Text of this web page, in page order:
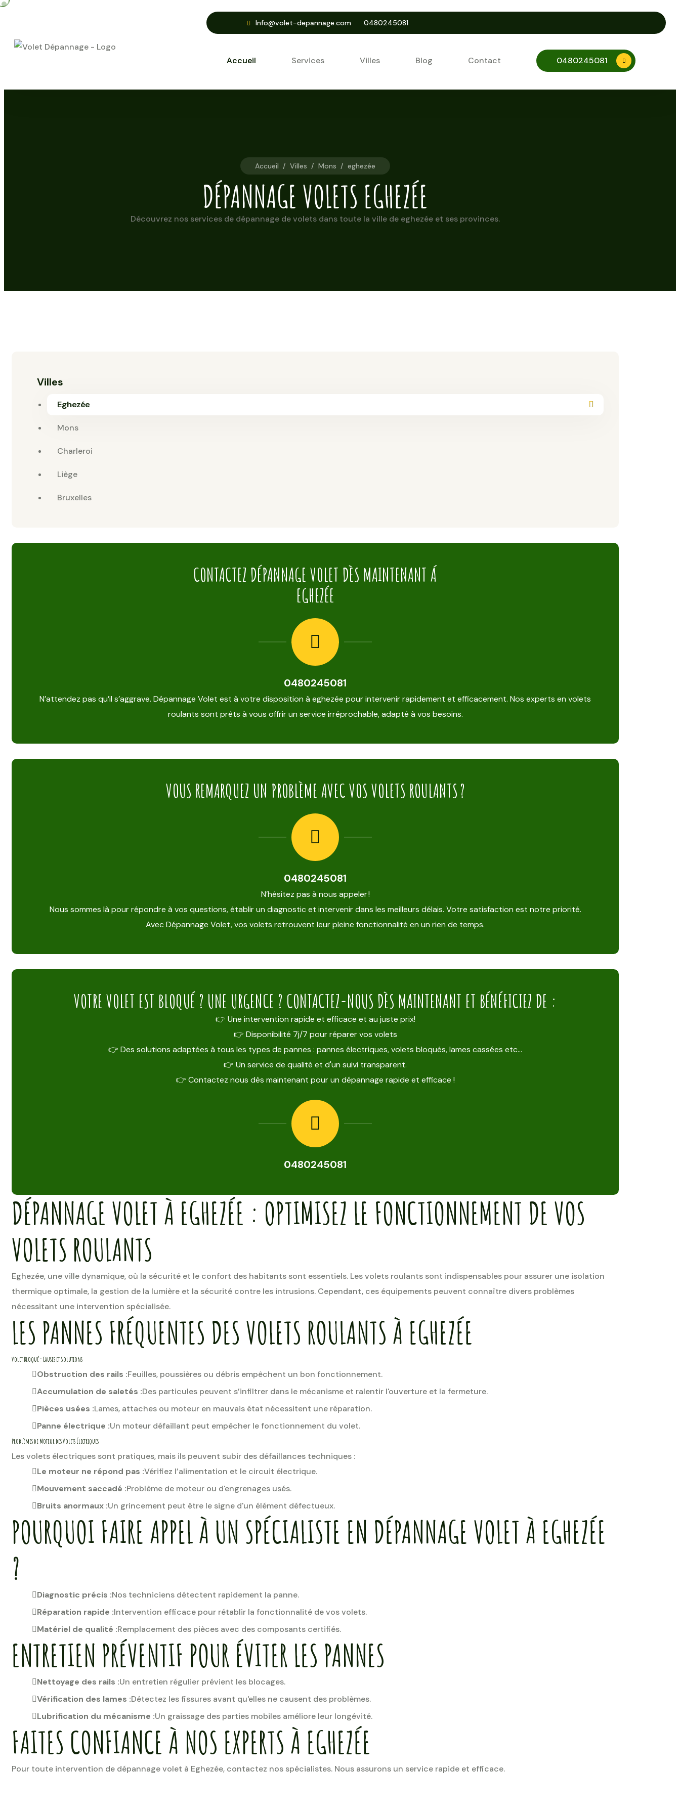
Info@volet-depannage.com 0480245081
Accueil Services Villes Blog Contact 0480245081
Accueil / Villes / Mons / eghezée
DÉPANNAGE VOLETS EGHEZÉE
Découvrez nos services de dépannage de volets dans toute la ville de eghezée et ses provinces.
Villes
Eghezée
Mons
Charleroi
Liège
Bruxelles
CONTACTEZ DÉPANNAGE VOLET DÈS MAINTENANT Á
EGHEZÉE
0480245081
N’attendez pas qu’il s’aggrave. Dépannage Volet est à votre disposition à eghezée pour intervenir rapidement et efficacement. Nos experts en volets
roulants sont prêts à vous offrir un service irréprochable, adapté à vos besoins.
VOUS REMARQUEZ UN PROBLÈME AVEC VOS VOLETS ROULANTS ?
0480245081
N’hésitez pas à nous appeler !
Nous sommes là pour répondre à vos questions, établir un diagnostic et intervenir dans les meilleurs délais. Votre satisfaction est notre priorité.
Avec Dépannage Volet, vos volets retrouvent leur pleine fonctionnalité en un rien de temps.
VOTRE VOLET EST BLOQUÉ ? UNE URGENCE ? CONTACTEZ-NOUS DÈS MAINTENANT ET BÉNÉFICIEZ DE :
👉 Une intervention rapide et efficace et au juste prix!
👉 Disponibilité 7j/7 pour réparer vos volets
👉 Des solutions adaptées à tous les types de pannes : pannes électriques, volets bloqués, lames cassées etc…
👉 Un service de qualité et d'un suivi transparent.
👉 Contactez nous dès maintenant pour un dépannage rapide et efficace !
0480245081
DÉPANNAGE VOLET À EGHEZÉE : OPTIMISEZ LE FONCTIONNEMENT DE VOS
VOLETS ROULANTS
Eghezée, une ville dynamique, où la sécurité et le confort des habitants sont essentiels. Les volets roulants sont indispensables pour assurer une isolation
thermique optimale, la gestion de la lumière et la sécurité contre les intrusions. Cependant, ces équipements peuvent connaître divers problèmes
nécessitant une intervention spécialisée.
LES PANNES FRÉQUENTES DES VOLETS ROULANTS À EGHEZÉE
Volet Bloqué : Causes et Solutions
Obstruction des rails :Feuilles, poussières ou débris empêchent un bon fonctionnement.
Accumulation de saletés :Des particules peuvent s’infiltrer dans le mécanisme et ralentir l'ouverture et la fermeture.
Pièces usées :Lames, attaches ou moteur en mauvais état nécessitent une réparation.
Panne électrique :Un moteur défaillant peut empêcher le fonctionnement du volet.
Problèmes de Moteur des Volets Électriques
Les volets électriques sont pratiques, mais ils peuvent subir des défaillances techniques :
Le moteur ne répond pas :Vérifiez l’alimentation et le circuit électrique.
Mouvement saccadé :Problème de moteur ou d'engrenages usés.
Bruits anormaux :Un grincement peut être le signe d'un élément défectueux.
POURQUOI FAIRE APPEL À UN SPÉCIALISTE EN DÉPANNAGE VOLET À EGHEZÉE
?
Diagnostic précis :Nos techniciens détectent rapidement la panne.
Réparation rapide :Intervention efficace pour rétablir la fonctionnalité de vos volets.
Matériel de qualité :Remplacement des pièces avec des composants certifiés.
ENTRETIEN PRÉVENTIF POUR ÉVITER LES PANNES
Nettoyage des rails :Un entretien régulier prévient les blocages.
Vérification des lames :Détectez les fissures avant qu'elles ne causent des problèmes.
Lubrification du mécanisme :Un graissage des parties mobiles améliore leur longévité.
FAITES CONFIANCE À NOS EXPERTS À EGHEZÉE
Pour toute intervention de dépannage volet à Eghezée, contactez nos spécialistes. Nous assurons un service rapide et efficace.